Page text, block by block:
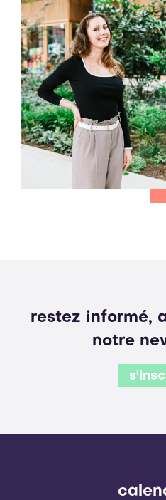
restez informé,
notre